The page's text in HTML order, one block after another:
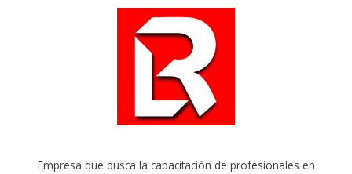
Empresa que busca la capacitación de profesionales en